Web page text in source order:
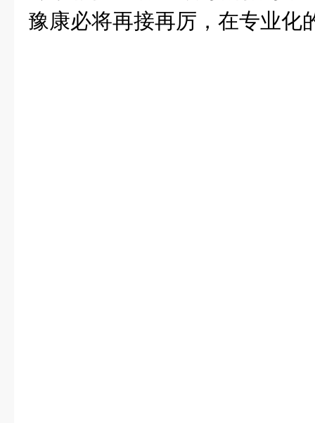
豫康必将再接再厉，在专业化